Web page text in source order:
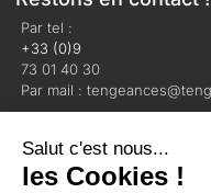
Par tel :
+33 (0)9
73 01 40 30
Par mail :
Salut c'est nous...
les Cookies !